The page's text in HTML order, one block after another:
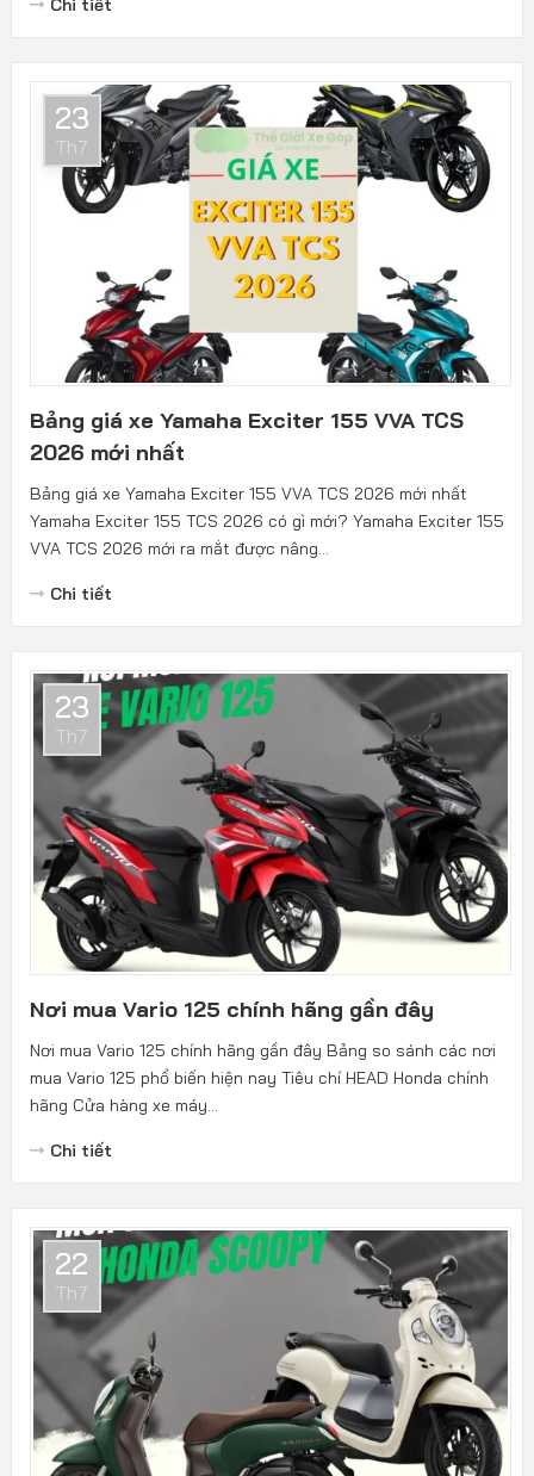
Chi tiết
23
Th7
Bảng giá xe Yamaha Exciter 155 VVA TCS
2026 mới nhất
Bảng giá xe Yamaha Exciter 155 VVA TCS 2026 mới nhất
Yamaha Exciter 155 TCS 2026 có gì mới? Yamaha Exciter 155
VVA TCS 2026 mới ra mắt được nâng...
Chi tiết
23
Th7
Nơi mua Vario 125 chính hãng gần đây
Nơi mua Vario 125 chính hãng gần đây Bảng so sánh các nơi
mua Vario 125 phổ biến hiện nay Tiêu chí HEAD Honda chính
hãng Cửa hàng xe máy...
Chi tiết
22
Th7